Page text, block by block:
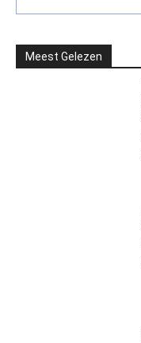
Meest Gelezen